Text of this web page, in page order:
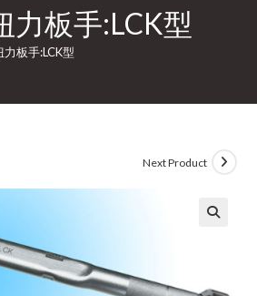
力板手:LCK型
板手:LCK型
Next Product